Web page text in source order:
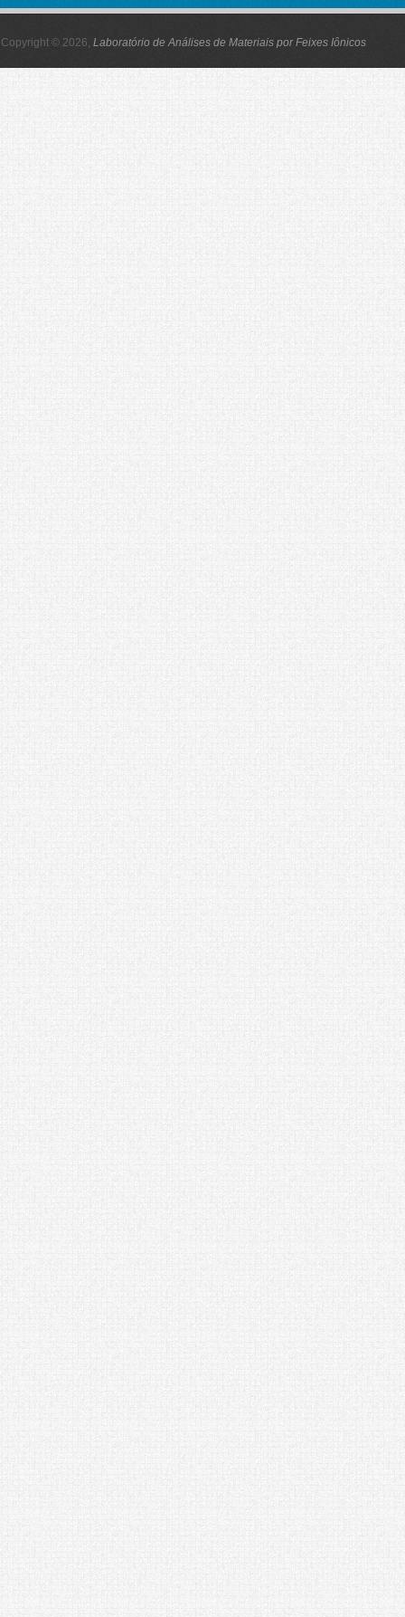
Copyright © 2026, Laboratório de Análises de Materiais por Feixes Iônicos